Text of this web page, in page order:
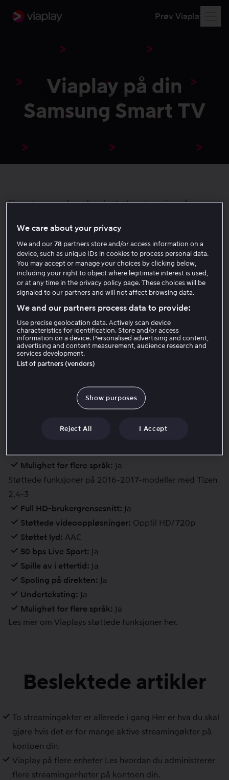
Prøv Viaplay
Viaplay på din
Samsung Smart TV
Finn ut mer om hvordan du starter streaming på
Støttede modeller
2016 eller nyere modeller Tizen 2.4 eller høyere
2018-modeller eller nyere anbefales for best mulig
opplevelse
Kom i gang
Last ned Viaplay-appen fra Samsung Smart TV App
Store
Støttede funksjoner på 2018-modeller eller nyere med
Tizen 4 eller høyere
Full HD-brukergrensesnitt:Ja
Støttede videooppløsninger:
Dolby Digital Plus/AAC
50 bps Live Sport:Ja
Mulighet for flere språk: Ja
Støttede funksjoner på 2016-2017-modeller med Tizen
2.4-3
Full HD-brukergrensesnitt: Ja
Støttede videooppløsninger: Opptil HD/720p
Støttet lyd: AAC
50 bps Live Sport: Ja
Spille av i ettertid: Ja
Spoling på direkten: Ja
Underteksting: Ja
Mulighet for flere språk: Ja
Les mer om Viaplays støttede funksjoner her.
Beslektede artikler
To streamingøkter er allerede i gang Her er hva du skal
gjøre hvis det er for mange aktive streamingøkter på
kontoen din.
Viaplay på flere enheter Les hvordan du administrerer
flere streamingenheter på kontoen din.
We care about your privacy
We and our78 partners store and/or access information on a
device, such as unique IDs in cookies to process personal data.
You may accept or manage your choices by clicking below,
including your right to object where legitimate interest is used,
or at any time in the privacy policy page. These choices will be
signaled to our partners and will not affect browsing data.
We and our partners process data to provide:
Use precise geolocation data. Actively scan device
characteristics for identification. Store and/or access
information on a device. Personalised advertising and content,
advertising and content measurement, audience research and
services development.
List of partners (vendors)
Show purposes
Reject All I Accept